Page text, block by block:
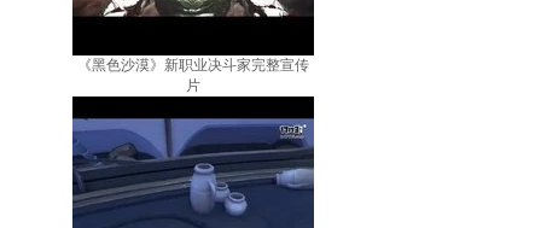
《黑色沙漠》新职业决斗家完整宣传
片